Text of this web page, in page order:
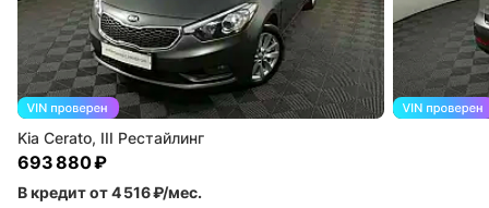
Kia Cerato, III Рестайлинг
693 880 ₽
В кредит от 4 516 ₽/мес.